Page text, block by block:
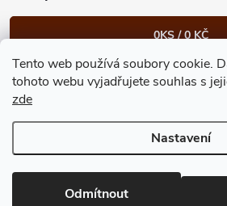
Tento web používá soubory cookie.
tohoto webu vyjadřujete souhlas s
zde
Nastavení
Odmítnout
0KS /0 KČ
Heureka.cz Facebook Instagram
Vytvořil Shoptet
GastroKlub.cz. Všechna
nastavení cookies